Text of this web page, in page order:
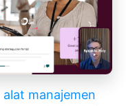
alat manajemen